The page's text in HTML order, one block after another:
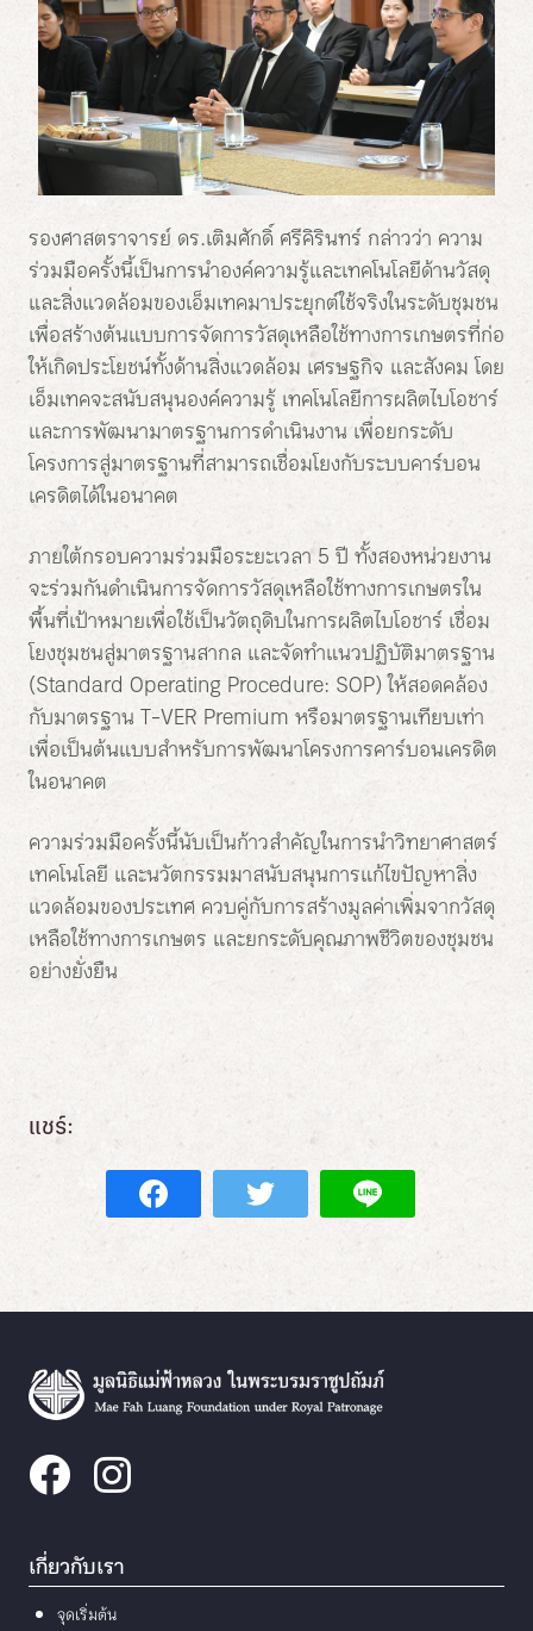
รองศาสตราจารย์ ดร.เติมศักดิ์ ศรีคิรินทร์ กล่าวว่า ความ
ร่วมมือครั้งนี้เป็นการนำองค์ความรู้และเทคโนโลยีด้านวัสดุ
และสิ่งแวดล้อมของเอ็มเทคมาประยุกต์ใช้จริงในระดับชุมชน
เพื่อสร้างต้นแบบการจัดการวัสดุเหลือใช้ทางการเกษตรที่ก่อ
ให้เกิดประโยชน์ทั้งด้านสิ่งแวดล้อม เศรษฐกิจ และสังคม โดย
เอ็มเทคจะสนับสนุนองค์ความรู้ เทคโนโลยีการผลิตไบโอชาร์
และการพัฒนามาตรฐานการดำเนินงาน เพื่อยกระดับ
โครงการสู่มาตรฐานที่สามารถเชื่อมโยงกับระบบคาร์บอน
เครดิตได้ในอนาคต
ภายใต้กรอบความร่วมมือระยะเวลา 5 ปี ทั้งสองหน่วยงาน
จะร่วมกันดำเนินการจัดการวัสดุเหลือใช้ทางการเกษตรใน
พื้นที่เป้าหมายเพื่อใช้เป็นวัตถุดิบในการผลิตไบโอชาร์ เชื่อม
โยงชุมชนสู่มาตรฐานสากล และจัดทำแนวปฏิบัติมาตรฐาน
(Standard Operating Procedure: SOP) ให้สอดคล้อง
กับมาตรฐาน T-VER Premium หรือมาตรฐานเทียบเท่า
เพื่อเป็นต้นแบบสำหรับการพัฒนาโครงการคาร์บอนเครดิต
ในอนาคต
ความร่วมมือครั้งนี้นับเป็นก้าวสำคัญในการนำวิทยาศาสตร์
เทคโนโลยี และนวัตกรรมมาสนับสนุนการแก้ไขปัญหาสิ่ง
แวดล้อมของประเทศ ควบคู่กับการสร้างมูลค่าเพิ่มจากวัสดุ
เหลือใช้ทางการเกษตร และยกระดับคุณภาพชีวิตของชุมชน
อย่างยั่งยืน
แชร์:
เกี่ยวกับเรา
จุดเริ่มต้น